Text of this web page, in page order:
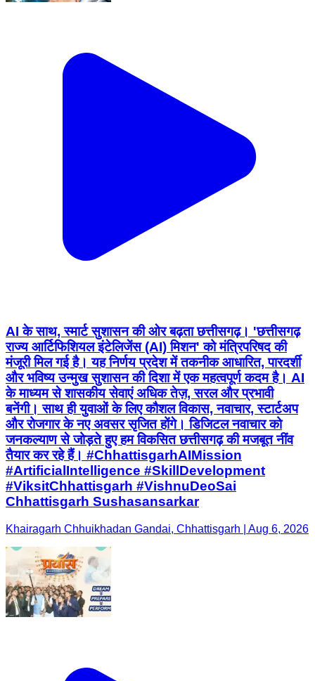
AI के साथ, स्मार्ट सुशासन की ओर बढ़ता छत्तीसगढ़। 'छत्तीसगढ़
राज्य आर्टिफिशियल इंटेलिजेंस (AI) मिशन' को मंत्रिपरिषद की
मंजूरी मिल गई है। यह निर्णय प्रदेश में तकनीक आधारित, पारदर्शी
और भविष्य उन्मुख सुशासन की दिशा में एक महत्वपूर्ण कदम है। AI
के माध्यम से शासकीय सेवाएं अधिक तेज़, सरल और प्रभावी
बनेंगी। साथ ही युवाओं के लिए कौशल विकास, नवाचार, स्टार्टअप
और रोजगार के नए अवसर सृजित होंगे। डिजिटल नवाचार को
जनकल्याण से जोड़ते हुए हम विकसित छत्तीसगढ़ की मजबूत नींव
तैयार कर रहे हैं। #ChhattisgarhAIMission
#ArtificialIntelligence #SkillDevelopment
#ViksitChhattisgarh #VishnuDeoSai
Chhattisgarh Sushasansarkar
Khairagarh Chhuikhadan Gandai, Chhattisgarh | Aug 6, 2026